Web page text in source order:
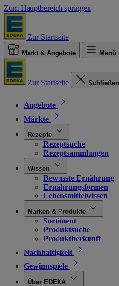
Zum Hauptbereich springen
Zur Startseite
Markt & Angebote Menü
Zur Startseite Schließen
Angebote
Märkte
Rezepte
Rezeptsuche
Rezeptsammlungen
Wissen
Bewusste Ernährung
Ernährungsformen
Lebensmittelwissen
Marken & Produkte
Sortiment
Produktsuche
Produktherkunft
Nachhaltigkeit
Gewinnspiele
Über EDEKA